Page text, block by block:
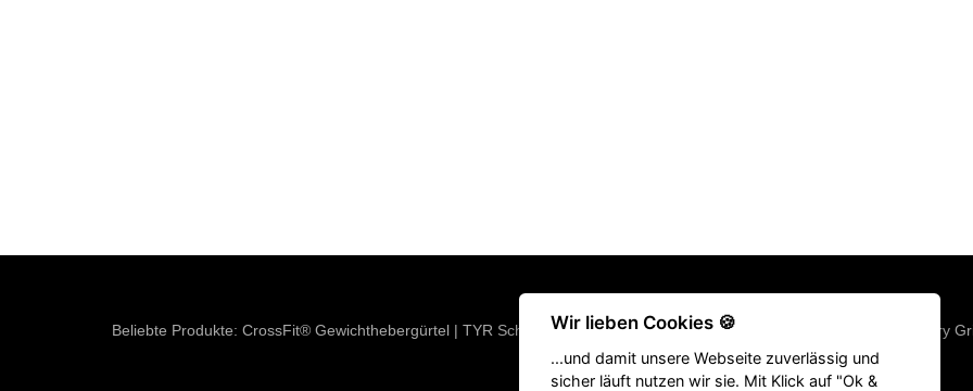
Beliebte Produkte: CrossFit® Gewichthebergürtel | TYR Schuhe |Fitness Geräte|Klimmzugstangen Victory
Springseile |Hyrox Equipment|ATHX Equipment
Wir lieben Cookies 🍪
...und damit unsere Webseite zuverlässig und
sicher läuft nutzen wir sie. Mit Klick auf "Ok &